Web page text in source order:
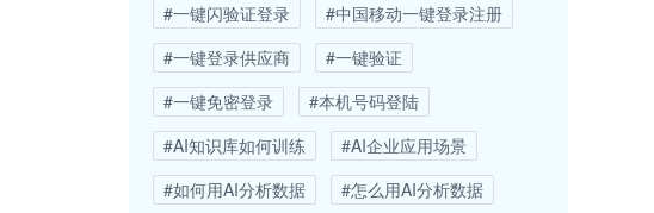
#一键闪验证登录
#中国移动一键登录注册
#一键登录供应商
#一键验证
#一键免密登录
#本机号码登陆
#AI知识库如何训练
#AI企业应用场景
#如何用AI分析数据
#怎么用AI分析数据